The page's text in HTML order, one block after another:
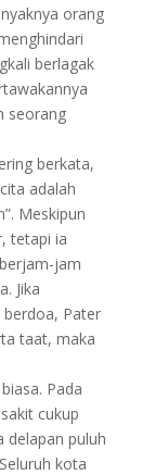
orang
berlagak
seorang
berkata,
adalah
Meskipun
tetapi ia
jam
Jika
Pater
taat, maka
Pada
cukup
delapan puluh
kota